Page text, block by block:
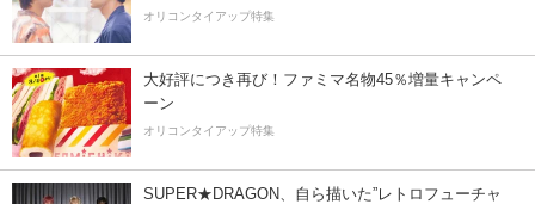
オリコンタイアップ特集
大好評につき再び！ファミマ名物45％増量キャンペ
ーン
オリコンタイアップ特集
SUPER★DRAGON、自ら描いた”レトロフューチャ